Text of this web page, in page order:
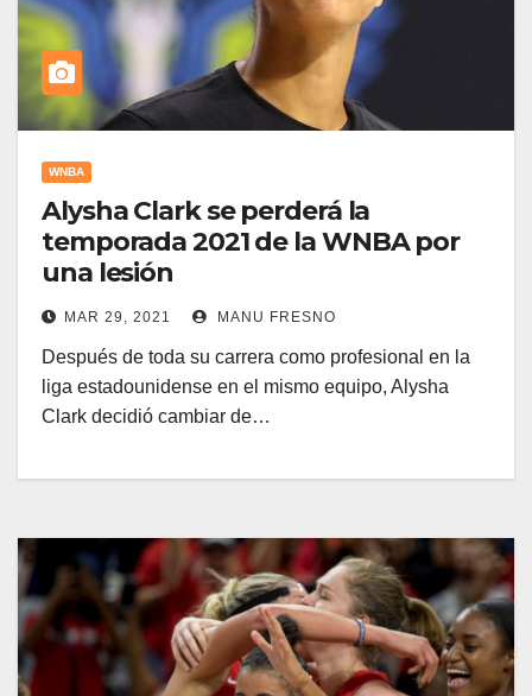
WNBA
Alysha Clark se perderá la
temporada 2021 de la WNBA por
una lesión
MAR 29, 2021 MANU FRESNO
Después de toda su carrera como profesional en la
liga estadounidense en el mismo equipo, Alysha
Clark decidió cambiar de…